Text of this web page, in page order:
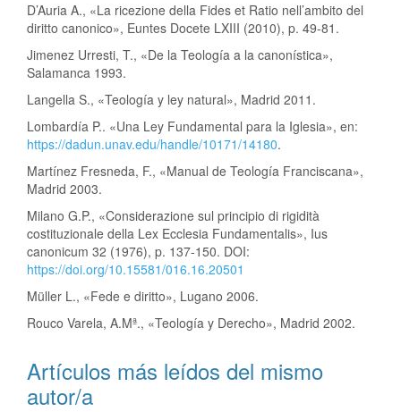
D’Auria A., «La ricezione della Fides et Ratio nell’ambito del
diritto canonico», Euntes Docete LXIII (2010), p. 49-81.
Jimenez Urresti, T., «De la Teología a la canonística»,
Salamanca 1993.
Langella S., «Teología y ley natural», Madrid 2011.
Lombardía P.. «Una Ley Fundamental para la Iglesia», en:
https://dadun.unav.edu/handle/10171/14180.
Martínez Fresneda, F., «Manual de Teología Franciscana»,
Madrid 2003.
Milano G.P., «Considerazione sul principio di rigidità
costituzionale della Lex Ecclesia Fundamentalis», Ius
canonicum 32 (1976), p. 137-150. DOI:
https://doi.org/10.15581/016.16.20501
Müller L., «Fede e diritto», Lugano 2006.
Rouco Varela, A.Mª., «Teología y Derecho», Madrid 2002.
Artículos más leídos del mismo
autor/a